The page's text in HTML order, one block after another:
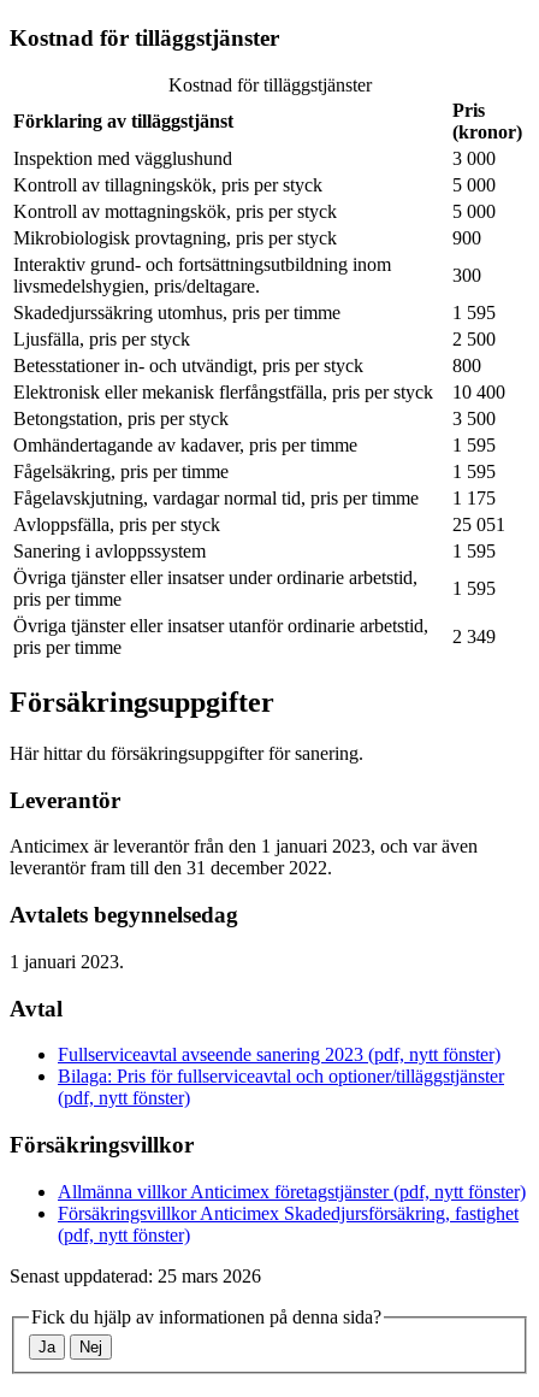
Kostnad för tilläggstjänster
Kostnad för tilläggstjänster
Förklaring av tilläggstjänst
Pris
(kronor)
Inspektion med vägglushund
3 000
Kontroll av tillagningskök, pris per styck
5 000
Kontroll av mottagningskök, pris per styck
5 000
Mikrobiologisk provtagning, pris per styck
900
Interaktiv grund- och fortsättningsutbildning inom
livsmedelshygien, pris/deltagare.
300
Skadedjurssäkring utomhus, pris per timme
1 595
Ljusfälla, pris per styck
2 500
Betesstationer in- och utvändigt, pris per styck
800
Elektronisk eller mekanisk flerfångstfälla, pris per styck
10 400
Betongstation, pris per styck
3 500
Omhändertagande av kadaver, pris per timme
1 595
Fågelsäkring, pris per timme
1 595
Fågelavskjutning, vardagar normal tid, pris per timme
1 175
Avloppsfälla, pris per styck
25 051
Sanering i avloppssystem
1 595
Övriga tjänster eller insatser under ordinarie arbetstid,
pris per timme
1 595
Övriga tjänster eller insatser utanför ordinarie arbetstid,
pris per timme
2 349
Försäkringsuppgifter
Här hittar du försäkringsuppgifter för sanering.
Leverantör
Anticimex är leverantör från den 1 januari 2023, och var även
leverantör fram till den 31 december 2022.
Avtalets begynnelsedag
1 januari 2023.
Avtal
Fullserviceavtal avseende sanering 2023 (pdf, nytt fönster)
Bilaga: Pris för fullserviceavtal och optioner/tilläggstjänster
(pdf, nytt fönster)
Försäkringsvillkor
Allmänna villkor Anticimex företagstjänster (pdf, nytt fönster)
Försäkringsvillkor Anticimex Skadedjursförsäkring, fastighet
(pdf, nytt fönster)
Senast uppdaterad: 25 mars 2026
Fick du hjälp av informationen på denna sida?
Ja Nej